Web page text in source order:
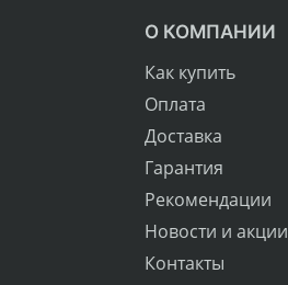
О КОМПАНИИ
Как купить
Оплата
Доставка
Гарантия
Рекомендации
Новости и акции
Контакты